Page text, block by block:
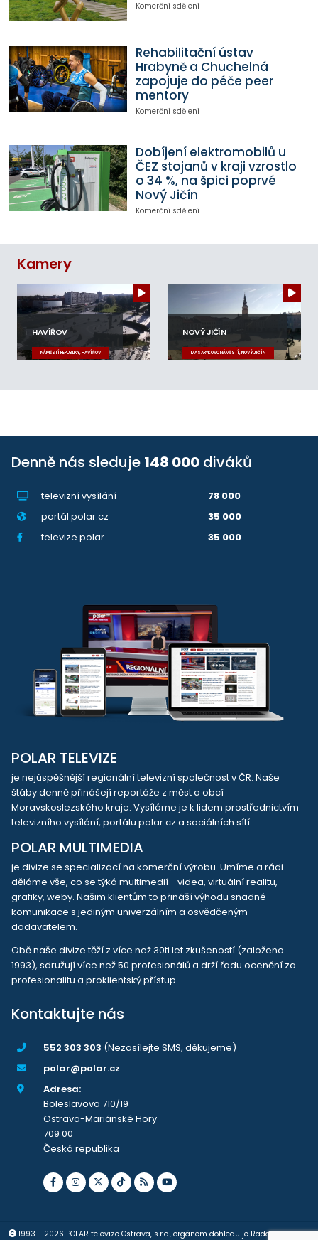
Komerční sdělení
Rehabilitační ústav
Hrabyně a Chuchelná
zapojuje do péče peer
mentory
Komerční sdělení
Dobíjení elektromobilů u
ČEZ stojanů v kraji vzrostlo
o 34 %, na špici poprvé
Nový Jičín
Komerční sdělení
Kamery
HAVÍŘOV
NÁMĚSTÍ REPUBLIKY, HAVÍŘOV
NOVÝ JIČÍN
MASARYKOVO NÁMĚSTÍ, NOVÝ JIČÍN
Denně nás sleduje 148 000 diváků
televizní vysílání
78 000
portál polar.cz
35 000
televize.polar
35 000
POLAR TELEVIZE
je nejúspěšnější regionální televizní společnost v ČR. Naše
štáby denně přinášejí reportáže z měst a obcí
Moravskoslezského kraje. Vysíláme je k lidem prostřednictvím
televizního vysílání, portálu polar.cz a sociálních sítí.
POLAR MULTIMEDIA
je divize se specializací na komerční výrobu. Umíme a rádi
děláme vše, co se týká multimedií - videa, virtuální realitu,
grafiky, weby. Našim klientům to přináší výhodu snadné
komunikace s jediným univerzálním a osvědčeným
dodavatelem.
Obě naše divize těží z více než 30ti let zkušeností (založeno
1993), sdružují více než 50 profesionálů a drží řadu ocenění za
profesionalitu a proklientský přístup.
Kontaktujte nás
552 303 303 (Nezasílejte SMS, děkujeme)
polar@polar.cz
Adresa:
Boleslavova 710/19
Ostrava-Mariánské Hory
709 00
Česká republika
1993 - 2026 POLAR televize Ostrava, s.r.o., orgánem dohledu je Rada pro